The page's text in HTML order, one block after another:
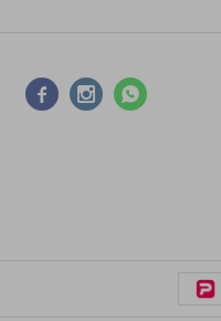
  